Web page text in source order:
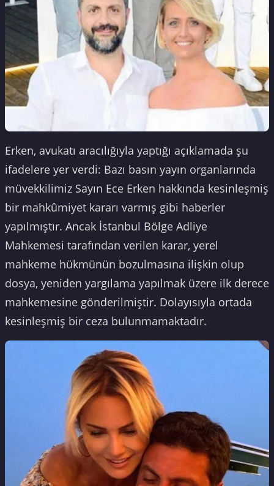
Erken, avukatı aracılığıyla yaptığı açıklamada şu
ifadelere yer verdi: Bazı basın yayın organlarında
müvekkilimiz Sayın Ece Erken hakkında kesinleşmiş
bir mahkûmiyet kararı varmış gibi haberler
yapılmıştır. Ancak İstanbul Bölge Adliye
Mahkemesi tarafından verilen karar, yerel
mahkeme hükmünün bozulmasına ilişkin olup
dosya, yeniden yargılama yapılmak üzere ilk derece
mahkemesine gönderilmiştir. Dolayısıyla ortada
kesinleşmiş bir ceza bulunmamaktadır.